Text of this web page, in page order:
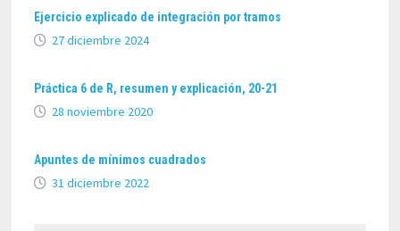
Ejercicio explicado de integración por tramos
27 diciembre 2024
Práctica 6 de R, resumen y explicación, 20-21
28 noviembre 2020
Apuntes de mínimos cuadrados
31 diciembre 2022